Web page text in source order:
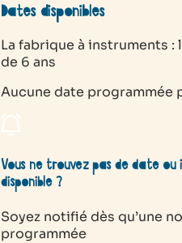
Dates disponibles
La fabrique à instruments :
de 6 ans
Aucune date programmée
Vous ne trouvez pas de date ou
disponible ?
Soyez notifié dès qu’une
programmée